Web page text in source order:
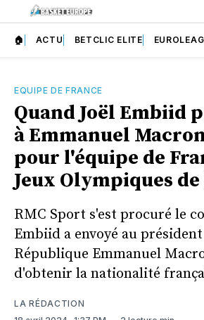
🏠 ACTU BETCLIC ELITE
EQUIPE DE FRANCE
Quand Joël Embiid
à Emmanuel
pour l'équipe de
Jeux Olympiques
RMC Sport s'est procuré le
Embiid a envoyé au
République Emmanuel
d'obtenir la nationalité
LA RÉDACTION